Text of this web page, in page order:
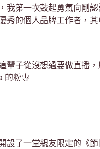
我第一次鼓起勇氣向剛
秀的個人品牌工作者，
輩子從沒想過要做直播
的粉專
設了一堂親友限定的《